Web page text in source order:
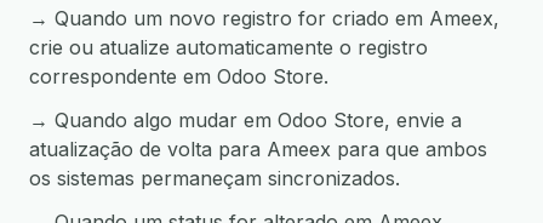
→ Quando um novo registro for criado em Ameex,
crie ou atualize automaticamente o registro
correspondente em Odoo Store.
→ Quando algo mudar em Odoo Store, envie a
atualização de volta para Ameex para que ambos
os sistemas permaneçam sincronizados.